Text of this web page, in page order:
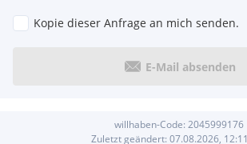
Kopie dieser Anfrage an mich senden.
E-Mail absenden
willhaben-Code: 2045999176
Zuletzt geändert: 07.08.2026, 12:11